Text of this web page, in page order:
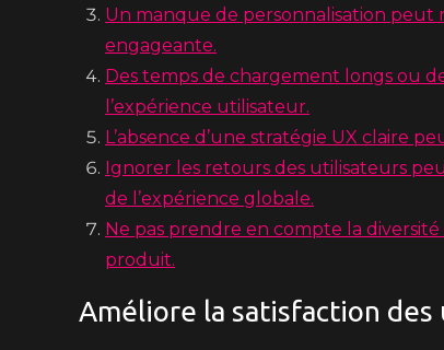
Un manque de personnalisation
engageante.
Des temps de chargement longs ou
l’expérience utilisateur.
L’absence d’une stratégie UX claire
Ignorer les retours des utilisateurs
de l’expérience globale.
Ne pas prendre en compte la
produit.
Améliore la satisfaction